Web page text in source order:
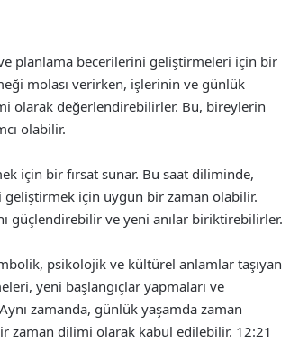
planlama becerilerini geliştirmeleri için bir
molası verirken, işlerinin ve günlük
olarak değerlendirebilirler. Bu, bireylerin
olabilir.
için bir fırsat sunar. Bu saat diliminde,
için uygun bir zaman olabilir.
güçlendirebilir ve yeni anılar biriktirebilirler.
psikolojik ve kültürel anlamlar taşıyan
yeni başlangıçlar yapmaları ve
zamanda, günlük yaşamda zaman
zaman dilimi olarak kabul edilebilir. 12:21